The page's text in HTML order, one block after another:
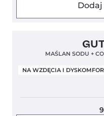
Dodaj
Clean Label
Nowa Formuła
MAŚLAN SODU +
NA WZDĘCIA I